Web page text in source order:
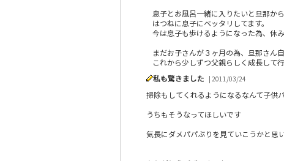
息子とお風呂一緒に入りたいと旦那か
はつねに息子にベッタリしてます。
今は息子も歩けるようになった為、休
まだお子さんが３ヶ月の為、旦那さん
これから少しずつ父親らしく成長して
私も驚きました | 2011/03/24
掃除もしてくれるようになるなんて子供
うちもそうなってほしいです
気長にダメパパぶりを見ていこうかと思